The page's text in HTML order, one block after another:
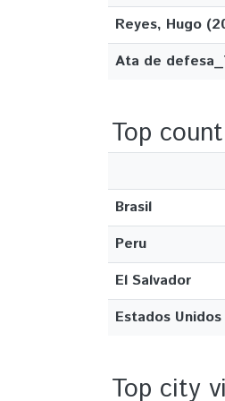
Reyes, Hugo
Ata de
Top
Brasil
Peru
El Salvador
Estados Unidos
Top city